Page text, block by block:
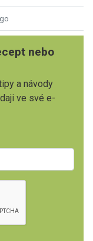
nebo
a návody
ve své e-